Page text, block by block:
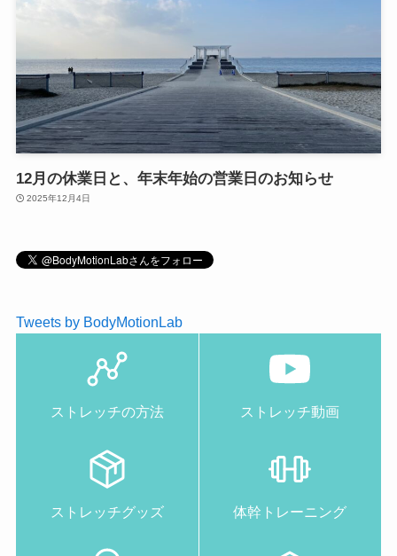
12月の休業日と、年末年始の営業日のお知らせ
2025年12月4日
Tweets by BodyMotionLab
ストレッチの方法 ストレッチ動画
ストレッチグッズ 体幹トレーニング